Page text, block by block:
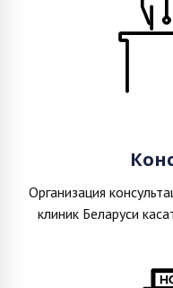
Организация
клиник Беларуси